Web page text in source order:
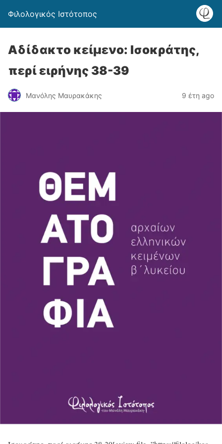
Φιλολογικός Ιστότοπος
Αδίδακτο κείμενο: Ισοκράτης,
περί ειρήνης 38-39
Μανόλης Μαυρακάκης 9 έτη ago